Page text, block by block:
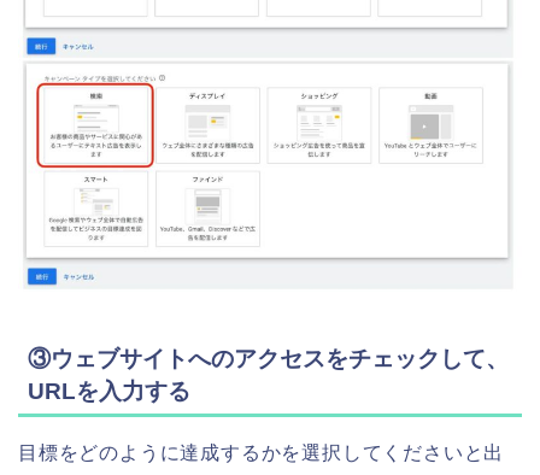
③ウェブサイトへのアクセスをチェックして、
URLを入力する
目標をどのように達成するかを選択してくださいと出